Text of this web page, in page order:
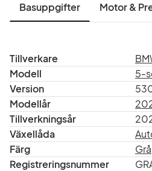
Basuppgifter Motor &
Tillverkare
Modell
5-
Version
Modellår
Tillverkningsår
Växellåda
Färg
Grå
Registreringsnummer